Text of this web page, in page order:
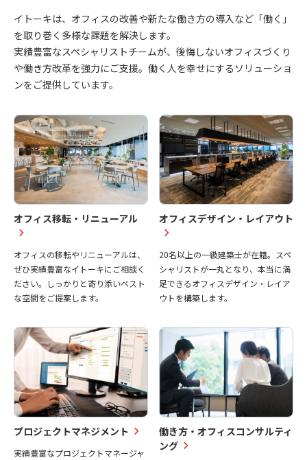
イトーキは、オフィスの改善や新たな働き方の導入など「働く」
を取り巻く多様な課題を解決します。
実績豊富なスペシャリストチームが、後悔しないオフィスづくり
や働き方改革を強力にご支援。働く人を幸せにするソリューショ
ンをご提供しています。
オフィス移転・リニューアル
オフィスの移転やリニューアルは、
ぜひ実績豊富なイトーキにご相談く
ださい。しっかりと寄り添いベスト
な空間をご提案します。
オフィスデザイン・レイアウト
20名以上の一級建築士が在籍。スペ
シャリストが一丸となり、本当に満
足できるオフィスデザイン・レイア
ウトを構築します。
プロジェクトマネジメント
実績豊富なプロジェクトマネージャ
働き方・オフィスコンサルティ
ング